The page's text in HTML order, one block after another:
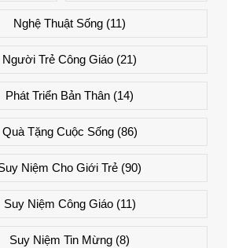
Nghệ Thuật Sống (11)
Người Trẻ Công Giáo (21)
Phát Triển Bản Thân (14)
Quà Tặng Cuộc Sống(86)
Niệm Cho Giới Trẻ (90)
Suy Niệm Công Giáo(11)
Suy Niệm Tin Mừng (8)